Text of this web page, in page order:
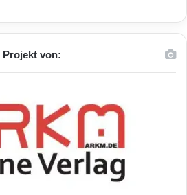
Projekt von: